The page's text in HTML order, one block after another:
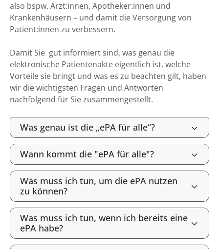
also bspw. Ärzt:innen, Apotheker:innen und
Krankenhäusern – und damit die Versorgung von
Patient:innen zu verbessern.
Damit Sie gut informiert sind, was genau die
elektronische Patientenakte eigentlich ist, welche
Vorteile sie bringt und was es zu beachten gilt, haben
wir die wichtigsten Fragen und Antworten
nachfolgend für Sie zusammengestellt.
Was genau ist die „ePA für alle“?
Wann kommt die "ePA für alle"?
Was muss ich tun, um die ePA nutzen
zu können?
Was muss ich tun, wenn ich bereits eine
ePA habe?